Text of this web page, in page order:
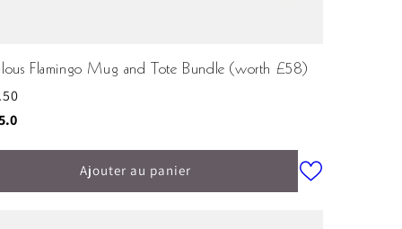
Flamingo Mug and Tote Bundle (worth £58)
Ajouter au panier